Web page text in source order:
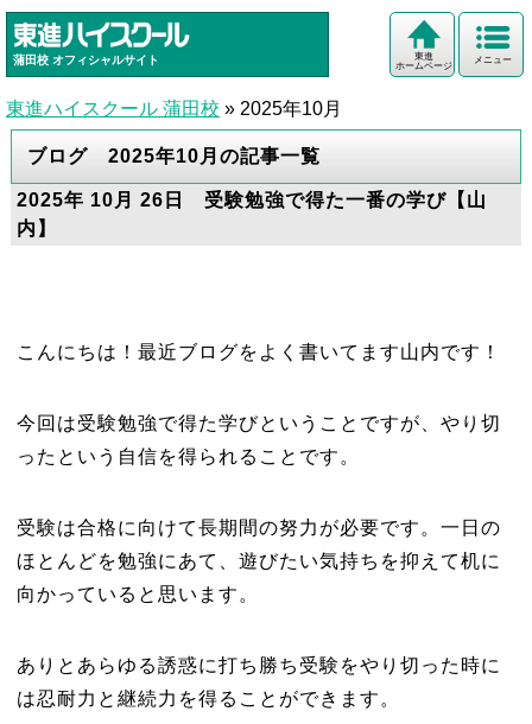
蒲田校 オフィシャルサイト メニュー
東進
ホームページ
東進ハイスクール 蒲田校 » 2025年10月
ブログ 2025年10月の記事一覧
2025年 10月 26日 受験勉強で得た一番の学び【山
内】
こんにちは！最近ブログをよく書いてます山内です！
今回は受験勉強で得た学びということですが、やり切
ったという自信を得られることです。
受験は合格に向けて長期間の努力が必要です。一日の
ほとんどを勉強にあて、遊びたい気持ちを抑えて机に
向かっていると思います。
ありとあらゆる誘惑に打ち勝ち受験をやり切った時に
は忍耐力と継続力を得ることができます。